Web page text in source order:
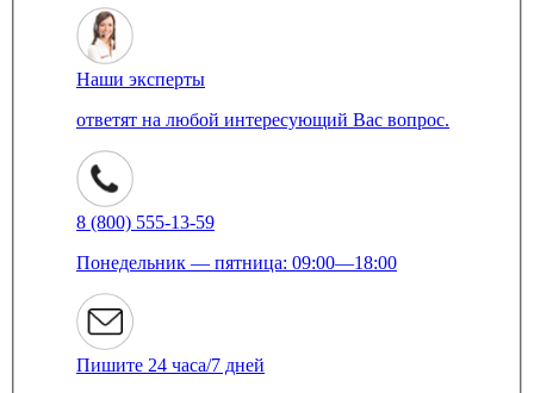
Наши эксперты
ответят на любой интересующий Вас вопрос.
8 (800) 555-13-59
Понедельник — пятница: 09:00—18:00
Пишите 24 часа/7 дней